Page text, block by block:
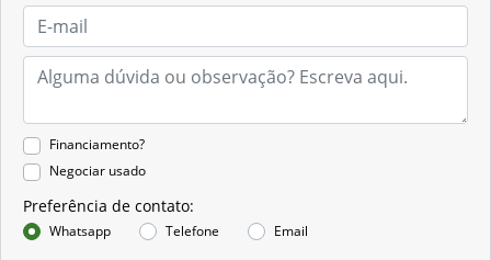
Financiamento?
Negociar usado
Preferência de contato:
Whatsapp Telefone Email